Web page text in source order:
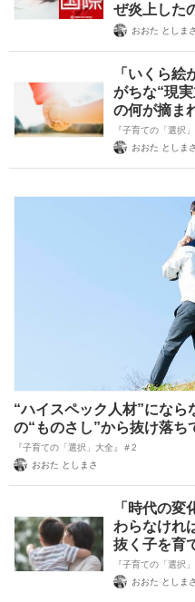
ぜ炎上した
おおた としまさ
「いくら
がちな“現
の何が摘ま
『子育ての「選択
おおた としまさ
“ハイスペック人材”にな
の“ものさし”から抜け落ち
『子育ての「選択」大全』＃2
おおた としまさ
「時代の
わらなけれ
抜く子を育
『子育ての「選択
おおた としまさ